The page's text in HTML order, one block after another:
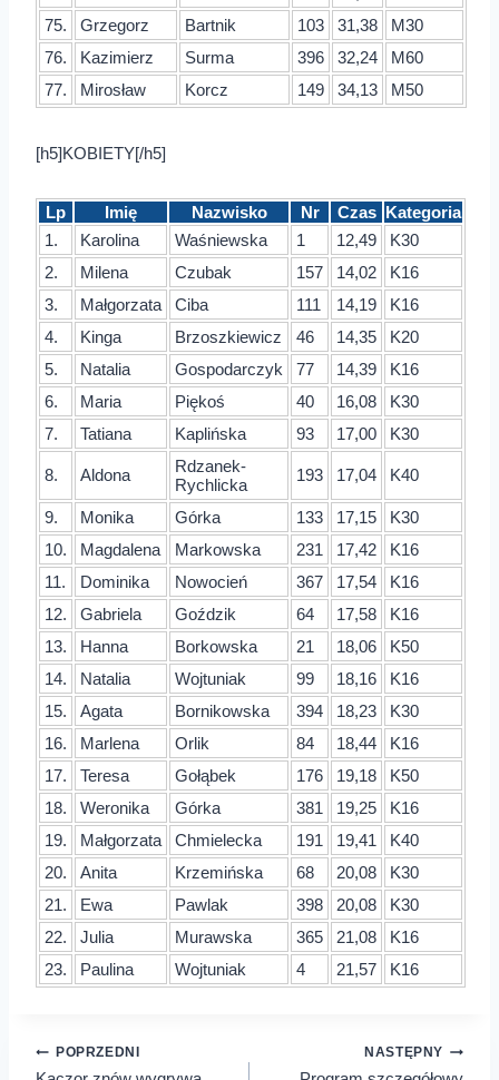
75.
Grzegorz Bartnik 103 31,38
M30
76.
Kazimierz Surma 396 32,24
M60
77.
Mirosław Korcz 149 34,13 M50
[h5]KOBIETY[/h5]
Lp Imię Nazwisko Nr Czas Kategoria
1.
Karolina Waśniewska 1 12,49
K30
2.
Milena Czubak 157 14,02
K16
3.
Małgorzata Ciba 111 14,19
K16
4.
Kinga Brzoszkiewicz 46 14,35
K20
5.
Natalia Gospodarczyk 77 14,39
K16
6.
Maria Piękoś 40 16,08
K30
7.
Tatiana Kaplińska 93 17,00 K30
8. Aldona
Rdzanek-
Rychlicka
193 17,04 K40
9. Monika Górka 133 17,15
K30
10.
Magdalena Markowska 231 17,42
K16
11.
Dominika Nowocień 367 17,54
K16
12.
Gabriela Goździk 64 17,58
K16
13.
Hanna Borkowska 21 18,06
K50
14.
Natalia Wojtuniak 99 18,16
K16
15.
Agata Bornikowska 394 18,23
K30
16.
Marlena Orlik 84 18,44
K16
17.
Teresa Gołąbek 176 19,18
K50
18.
Weronika Górka 381 19,25
K16
19.
Małgorzata Chmielecka 191 19,41
K40
20.
Anita Krzemińska 68 20,08
K30
21.
Ewa Pawlak 398 20,08
K30
22.
Julia Murawska 365 21,08
K16
23.
Paulina Wojtuniak 4 21,57 K16
Nawigacja
POPRZEDNI NASTĘPNY